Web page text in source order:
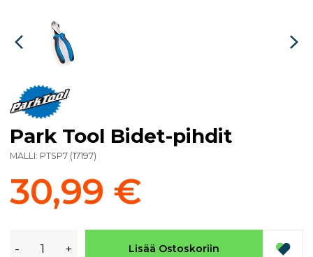
Park Tool Bidet-pihdit
MALLI: PTSP7 (17197)
30,99 €
- + Lisää Ostoskoriin